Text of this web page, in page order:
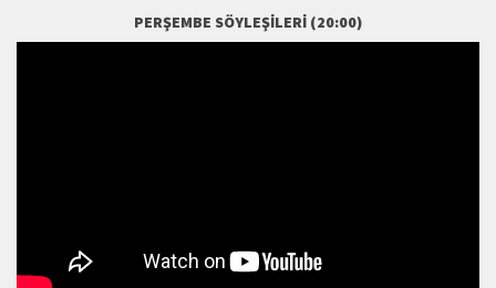
PERŞEMBE SÖYLEŞILERI (20:00)